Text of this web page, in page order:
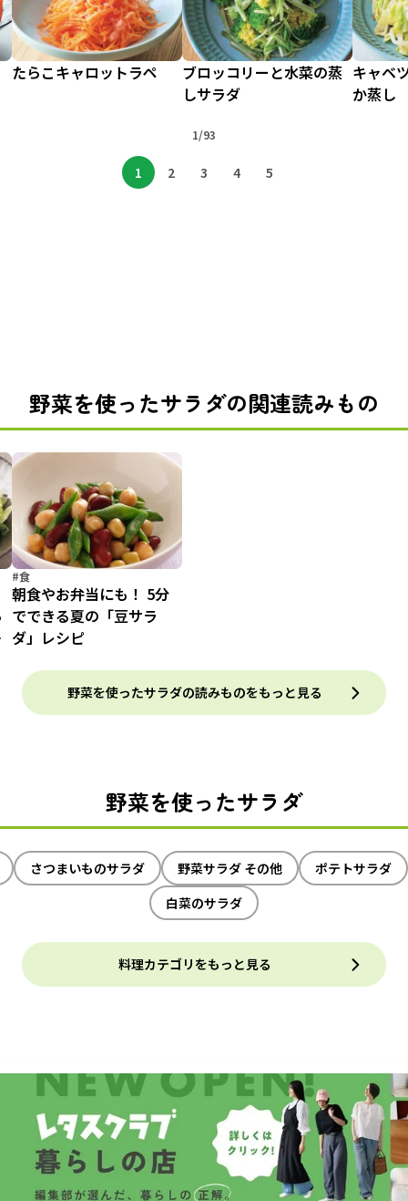
たらこキャロットラペ
ブロッコリーと水菜の蒸
しサラダ
キャベ
か蒸し
1/93
1 2 3 4 5
野菜を使ったサラダの関連読みもの
#食
朝食やお弁当にも！ 5分
でできる夏の「豆サラ
ダ」レシピ
野菜を使ったサラダの読みものをもっと見る
野菜を使ったサラダ
さつまいものサラダ 野菜サラダ その他
ポテトサラダ
白菜のサラダ
料理カテゴリをもっと見る